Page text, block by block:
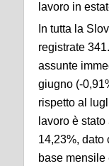
lavoro in
In tutta la
registrate
assunte
giugno (-
rispetto al
lavoro è
14,23%, dato
base